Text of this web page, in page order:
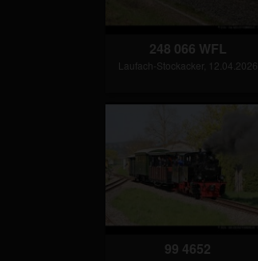
248 066 WFL
Laufach-Stockacker, 12.04.2026
99 4652